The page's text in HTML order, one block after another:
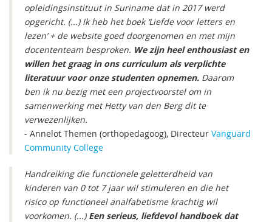
opleidingsinstituut in Suriname dat in 2017 werd
opgericht. (...) Ik heb het boek ‘Liefde voor letters en
lezen’ + de website goed doorgenomen en met mijn
docententeam besproken. We zijn heel enthousiast en
willen het graag in ons curriculum als verplichte
literatuur voor onze studenten opnemen. Daarom
ben ik nu bezig met een projectvoorstel om in
samenwerking met Hetty van den Berg dit te
verwezenlijken.
- Annelot Themen (orthopedagoog), Directeur Vanguard
Community College
Handreiking die functionele geletterdheid van
kinderen van 0 tot 7 jaar wil stimuleren en die het
risico op functioneel analfabetisme krachtig wil
voorkomen. (...) Een serieus, liefdevol handboek dat